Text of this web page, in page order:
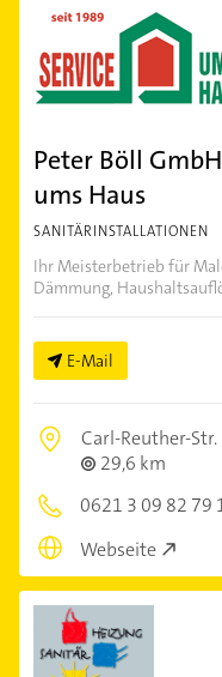
Peter Böll
ums Haus
SANITÄRINSTALLATIONEN
Ihr Meisterbetrieb für
Dämmung,
E-Mail
Carl-Reuther-Str.
29,6 km
0621 3 09 82 79
Webseite